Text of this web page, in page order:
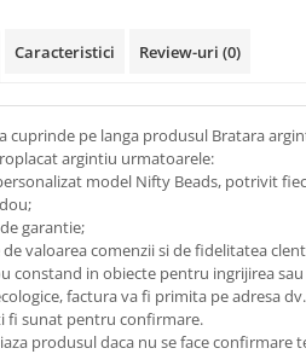
Caracteristici Review-uri (0)
cuprinde pe langa produsul Bratara
argintiu urmatoarele:
model Nifty Beads, potrivit
garantie;
valoarea comenzii si de fidelitatea
constand in obiecte pentru ingrijirea
factura va fi primita pe adresa
fi sunat pentru confirmare.
produsul daca nu se face confirmare